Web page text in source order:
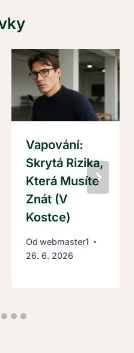
Vapování:
Skrytá Rizika,
Která Musíte
Znát (V
Kostce)
Od webmaster1
26. 6. 2026